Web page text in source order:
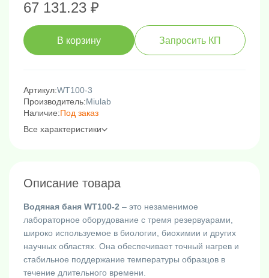
67 131.23 ₽
В корзину Запросить КП
Артикул:WT100-3
Производитель:Miulab
Наличие:Под заказ
Все характеристики
Описание товара
Водяная баня WT100-2 – это незаменимое
лабораторное оборудование с тремя резервуарами,
широко используемое в биологии, биохимии и других
научных областях. Она обеспечивает точный нагрев и
стабильное поддержание температуры образцов в
течение длительного времени.